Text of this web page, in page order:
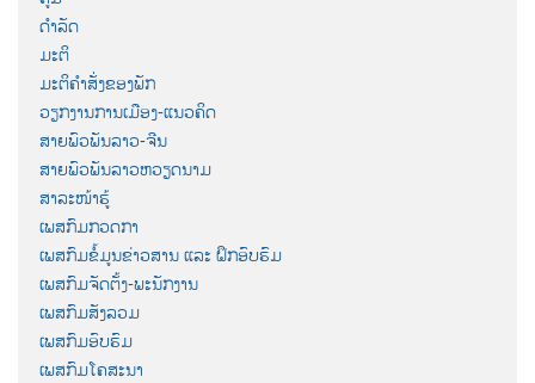
ດຳລັດ
ມະຕິ
ມະຕິຄຳສັ່ງຂອງພັກ
ວຽກງານການເມືອງ-ແນວຄິດ
ສາຍພົວພັນລາວ-ຈີນ
ສາຍພົວພັນລາວຫວຽດນາມ
ສາລະໜ້າຮູ້
ເພສກົມກວດກາ
ເພສກົມຂໍ້ມູນຂ່າວສານ ແລະ ຝຶກອົບຮົມ
ເພສກົມຈັດຕັ້ງ-ພະນັກງານ
ເພສກົມສັງລວມ
ເພສກົມອົບຮົມ
ເພສກົມໂຄສະນາ